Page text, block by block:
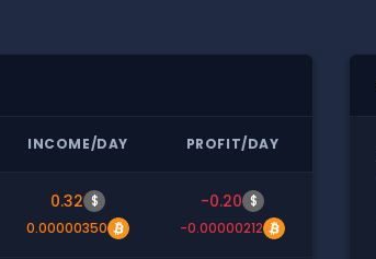
INCOME/DAY PROFIT/DAY
0.32 $
0.00000350
-0.20 $
-0.00000212